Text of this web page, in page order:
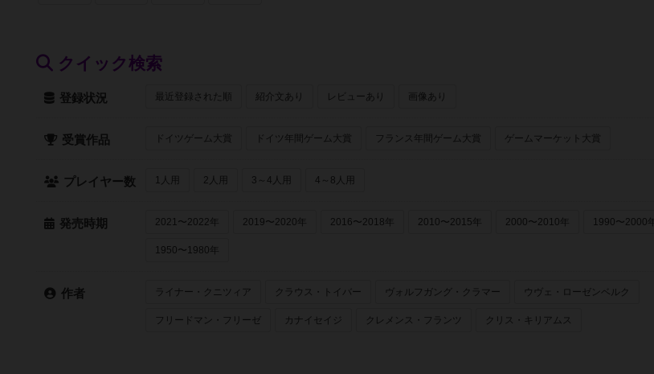
クイック検索
登録状況 最近登録された順 紹介文あり レビューあり 画像あり
受賞作品 ドイツゲーム大賞 ドイツ年間ゲーム大賞 フランス年間ゲーム大賞 ゲームマーケット大賞
プレイヤー数 1人用 2人用 3～4人用 4～8人用
発売時期 2021〜2022年 2019〜2020年 2016〜2018年 2010〜2015年 2000〜2010年 1990〜2000年
1950〜1980年
作者 ライナー・クニツィア クラウス・トイバー ヴォルフガング・クラマー ウヴェ・ローゼンベルク
フリードマン・フリーゼ カナイセイジ クレメンス・フランツ クリス・キリアムス